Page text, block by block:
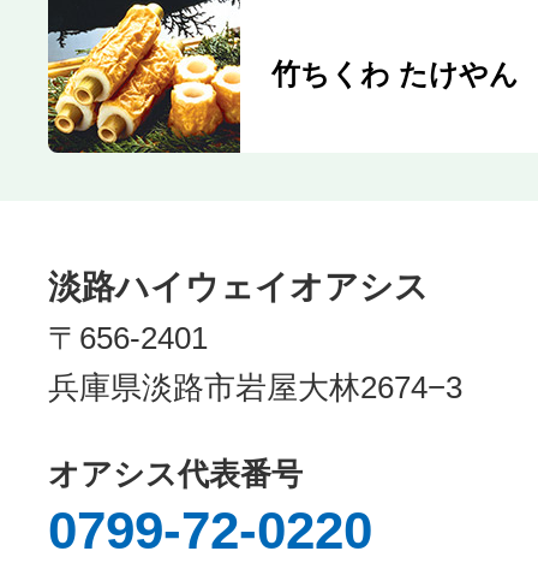
竹ちくわ たけやん
淡路ハイウェイオアシス
〒656-2401
兵庫県淡路市岩屋大林2674−3
オアシス代表番号
0799-72-0220